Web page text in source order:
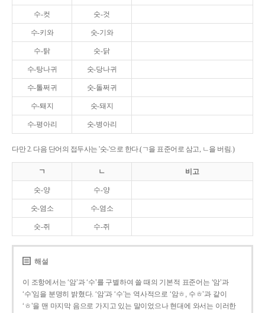
수-컷 숫-것
수-키와 숫-기와
수-탉 숫-닭
수-탕나귀 숫-당나귀
수-톨쩌귀 숫-돌쩌귀
수-퇘지 숫-돼지
수-평아리 숫-병아리
다만 2. 다음 단어의 접두사는 '숫-'으로 한다.(ㄱ을 표준어로 삼고, ㄴ을 버림.)
ㄱ ㄴ 비고
숫-양 수-양
숫-염소 수-염소
숫-쥐 수-쥐
해설
이 조항에서는 ‘암’과 ‘수’를 구별하여 쓸 때의 기본적 표준어는 ‘암’과
‘수’임을 분명히 밝혔다. ‘암’과 ‘수’는 역사적으로 ‘암ㅎ, 수ㅎ’과 같이
‘ㅎ’을 맨 마지막 음으로 가지고 있는 말이었으나 현대에 와서는 이러한